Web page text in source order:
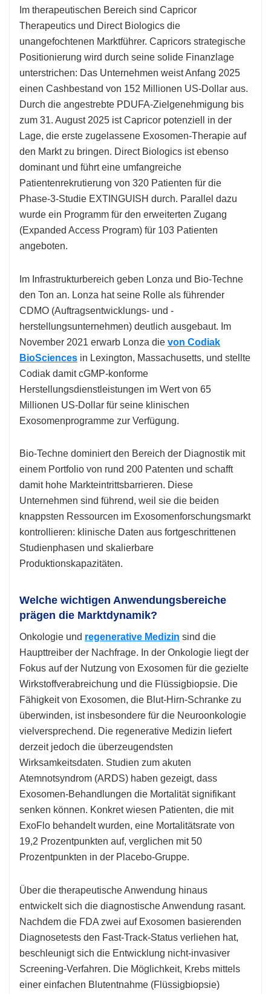
Im therapeutischen Bereich sind Capricor
Therapeutics und Direct Biologics die
unangefochtenen Marktführer. Capricors strategische
Positionierung wird durch seine solide Finanzlage
unterstrichen: Das Unternehmen weist Anfang 2025
einen Cashbestand von 152 Millionen US-Dollar aus.
Durch die angestrebte PDUFA-Zielgenehmigung bis
zum 31. August 2025 ist Capricor potenziell in der
Lage, die erste zugelassene Exosomen-Therapie auf
den Markt zu bringen. Direct Biologics ist ebenso
dominant und führt eine umfangreiche
Patientenrekrutierung von 320 Patienten für die
Phase-3-Studie EXTINGUISH durch. Parallel dazu
wurde ein Programm für den erweiterten Zugang
(Expanded Access Program) für 103 Patienten
angeboten.
Im Infrastrukturbereich geben Lonza und Bio-Techne
den Ton an. Lonza hat seine Rolle als führender
CDMO (Auftragsentwicklungs- und -
herstellungsunternehmen) deutlich ausgebaut. Im
November 2021 erwarb Lonza die von Codiak
BioSciences in Lexington, Massachusetts, und stellte
Codiak damit cGMP-konforme
Herstellungsdienstleistungen im Wert von 65
Millionen US-Dollar für seine klinischen
Exosomenprogramme zur Verfügung.
Bio-Techne dominiert den Bereich der Diagnostik mit
einem Portfolio von rund 200 Patenten und schafft
damit hohe Markteintrittsbarrieren. Diese
Unternehmen sind führend, weil sie die beiden
knappsten Ressourcen im Exosomenforschungsmarkt
kontrollieren: klinische Daten aus fortgeschrittenen
Studienphasen und skalierbare
Produktionskapazitäten.
Welche wichtigen Anwendungsbereiche
prägen die Marktdynamik?
Onkologie und regenerative Medizin sind die
Haupttreiber der Nachfrage. In der Onkologie liegt der
Fokus auf der Nutzung von Exosomen für die gezielte
Wirkstoffverabreichung und die Flüssigbiopsie. Die
Fähigkeit von Exosomen, die Blut-Hirn-Schranke zu
überwinden, ist insbesondere für die Neuroonkologie
vielversprechend. Die regenerative Medizin liefert
derzeit jedoch die überzeugendsten
Wirksamkeitsdaten. Studien zum akuten
Atemnotsyndrom (ARDS) haben gezeigt, dass
Exosomen-Behandlungen die Mortalität signifikant
senken können. Konkret wiesen Patienten, die mit
ExoFlo behandelt wurden, eine Mortalitätsrate von
19,2 Prozentpunkten auf, verglichen mit 50
Prozentpunkten in der Placebo-Gruppe.
Über die therapeutische Anwendung hinaus
entwickelt sich die diagnostische Anwendung rasant.
Nachdem die FDA zwei auf Exosomen basierenden
Diagnosetests den Fast-Track-Status verliehen hat,
beschleunigt sich die Entwicklung nicht-invasiver
Screening-Verfahren. Die Möglichkeit, Krebs mittels
einer einfachen Blutentnahme (Flüssigbiopsie)